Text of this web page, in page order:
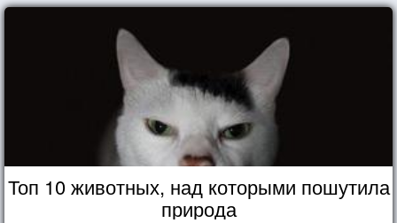
Топ 10 животных, над которыми пошутила
природа